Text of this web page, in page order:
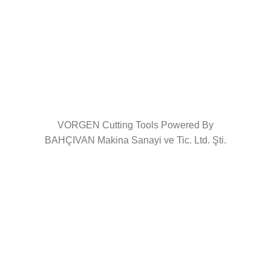
VORGEN Cutting Tools Powered By
BAHÇIVAN Makina Sanayi ve Tic. Ltd. Şti.